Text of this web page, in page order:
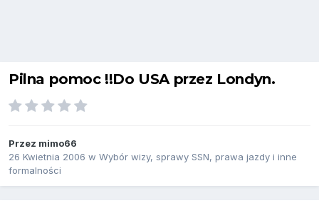
Pilna pomoc !!Do USA przez Londyn.
Przez mimo66
26 Kwietnia 2006 w Wybór wizy, sprawy SSN, prawa jazdy i inne
formalności